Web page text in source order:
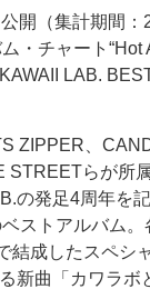
開（集計期間：
・チャート“Hot
LAB.
ZIPPER、
STREETらが所
の発足4周年を
ストアルバム
結成したスペシ
新曲「カワラボ